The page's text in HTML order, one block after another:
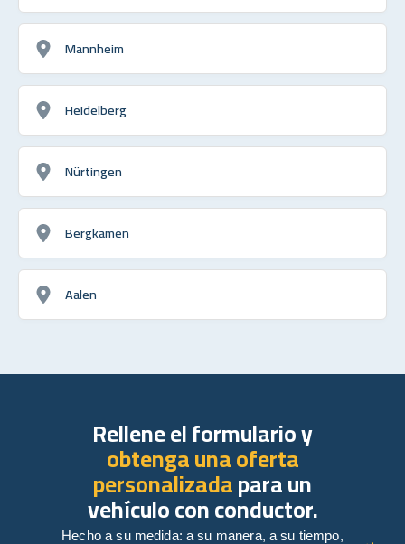
Mannheim
Heidelberg
Nürtingen
Bergkamen
Aalen
Rellene el formulario y
obtenga una oferta
personalizadapara un
vehículo con conductor.
Hecho a su medida: a su manera, a su tiempo,